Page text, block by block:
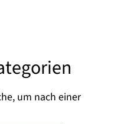
um nach einer